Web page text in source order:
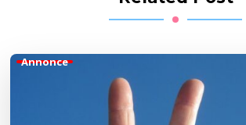
Annonce